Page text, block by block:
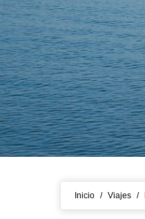
Inicio / Viajes /